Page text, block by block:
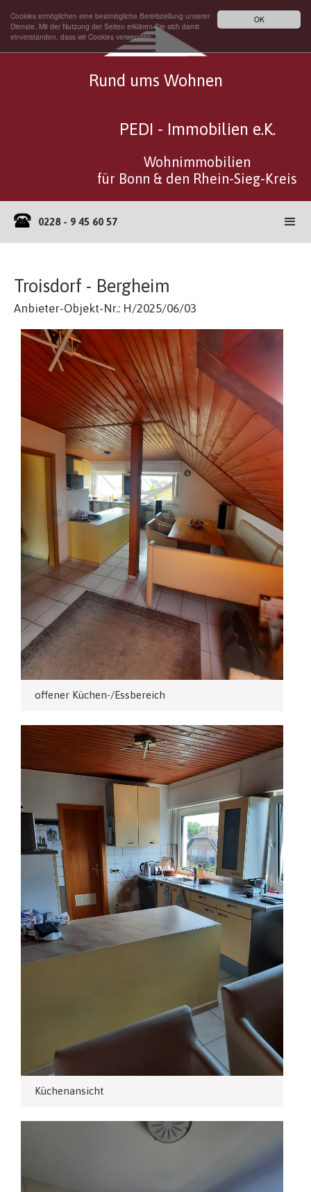
OK
Cookies ermöglichen eine bestmögliche Bereitstellung unserer
Dienste. Mit der Nutzung der Seiten erklären Sie sich damit
einverstanden, dass wir Cookies verwenden.
Rund ums Wohnen
PEDI - Immobilien e.K.
Wohnimmobilien
für Bonn & den Rhein-Sieg-Kreis
0228 - 9 45 60 57
Troisdorf - Bergheim
Anbieter-Objekt-Nr.: H/2025/06/03
offener Küchen-/Essbereich
Küchenansicht